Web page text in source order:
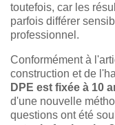
toutefois, car les
parfois différer
professionnel.
Conformément à
construction et de
DPE est fixée à 10
d'une nouvelle
questions ont été